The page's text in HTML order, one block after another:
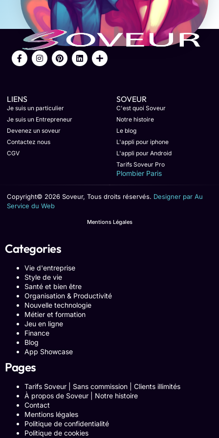
LIENS
Je suis un particulier
Je suis un Entrepreneur
Devenez un soveur
Contactez nous
CGV
SOVEUR
C'est quoi Soveur
Notre histoire
Le blog
L'appli pour iphone
L'appli pour Android
Tarifs Soveur Pro
Plombier Paris
Copyright© 2026 Soveur, Tous droits réservés. Designer par Au
Service du Web
Mentions Légales
Categories
Vie d'entreprise
Style de vie
Santé et bien être
Organisation & Productivité
Nouvelle technologie
Métier et formation
Jeu en ligne
Finance
Blog
App Showcase
Pages
Tarifs Soveur | Sans commission | Clients illimités
À propos de Soveur | Notre histoire
Contact
Mentions légales
Politique de confidentialité
Politique de cookies